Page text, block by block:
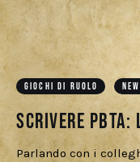
Fantascienza
Fantasy
Games
GIOCHI DI RUOLO
Scrivere PBTA:
Parlando con i